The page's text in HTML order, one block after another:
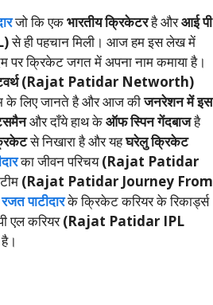
जो कि एकभारतीय क्रिकेटरहै औरआई पी
से ही पहचान मिली। आज हम इस लेख में
पर क्रिकेट जगत में अपना नाम कमाया है।
(Rajat Patidar Networth)
के लिए जानते है और आज कीजनरेशन में इस
और दाँये हाथ केऑफ स्पिन गेंदबाजहै
से निखारा है और यहघरेलु क्रिकेट
का जीवन परिचय(Rajat Patidar
(Rajat Patidar Journey From
रजत पाटीदारके क्रिकेट करियर के रिकार्ड्स
एल करियर(Rajat Patidar IPL